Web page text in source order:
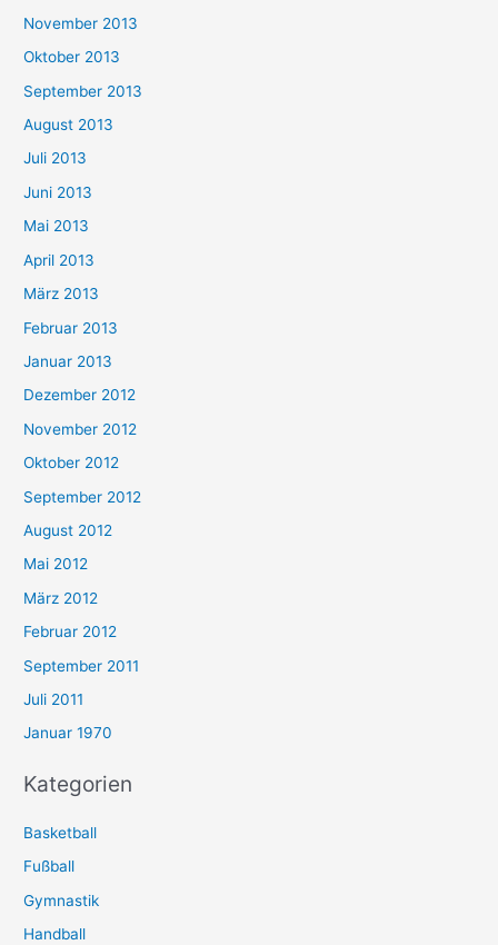
November 2013
Oktober 2013
September 2013
August 2013
Juli 2013
Juni 2013
Mai 2013
April 2013
März 2013
Februar 2013
Januar 2013
Dezember 2012
November 2012
Oktober 2012
September 2012
August 2012
Mai 2012
März 2012
Februar 2012
September 2011
Juli 2011
Januar 1970
Kategorien
Basketball
Fußball
Gymnastik
Handball